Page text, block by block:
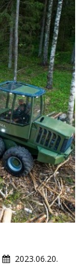
2023.06.20.